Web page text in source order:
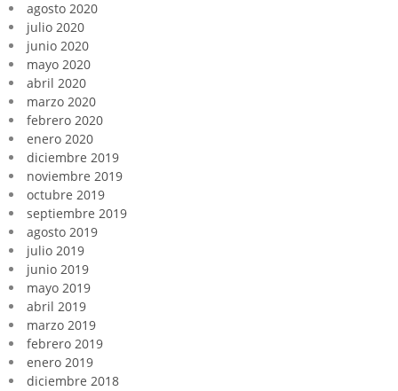
agosto 2020
julio 2020
junio 2020
mayo 2020
abril 2020
marzo 2020
febrero 2020
enero 2020
diciembre 2019
noviembre 2019
octubre 2019
septiembre 2019
agosto 2019
julio 2019
junio 2019
mayo 2019
abril 2019
marzo 2019
febrero 2019
enero 2019
diciembre 2018